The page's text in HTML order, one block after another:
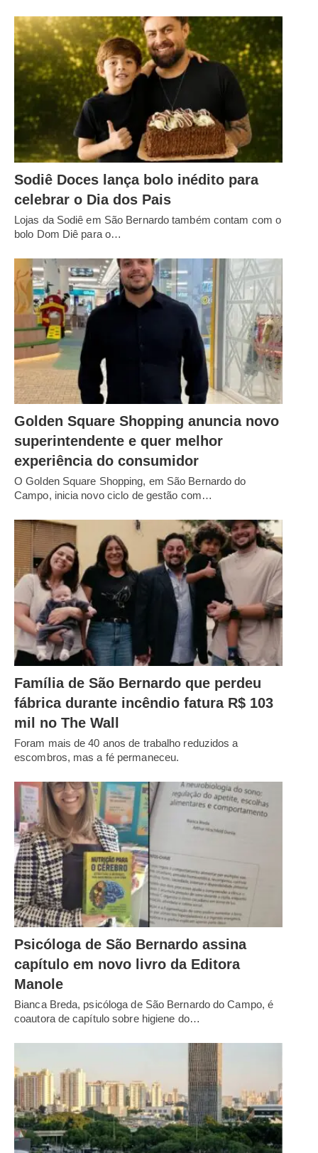
Sodiê Doces lança bolo inédito para
celebrar o Dia dos Pais
Lojas da Sodiê em São Bernardo também contam com o
bolo Dom Diê para o…
Golden Square Shopping anuncia novo
superintendente e quer melhor
experiência do consumidor
O Golden Square Shopping, em São Bernardo do
Campo, inicia novo ciclo de gestão com…
Família de São Bernardo que perdeu
fábrica durante incêndio fatura R$ 103
mil no The Wall
Foram mais de 40 anos de trabalho reduzidos a
escombros, mas a fé permaneceu.
Psicóloga de São Bernardo assina
capítulo em novo livro da Editora
Manole
Bianca Breda, psicóloga de São Bernardo do Campo, é
coautora de capítulo sobre higiene do…